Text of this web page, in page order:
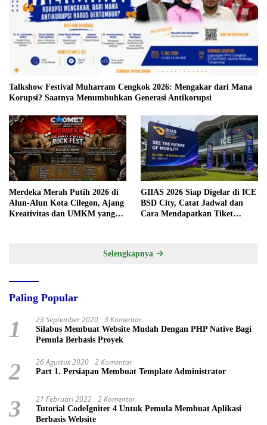
Talkshow Festival Muharram Cengkok 2026: Mengakar dari Mana
Korupsi? Saatnya Menumbuhkan Generasi Antikorupsi
Merdeka Merah Putih 2026 di
Alun-Alun Kota Cilegon, Ajang
Kreativitas dan UMKM yang
GIIAS 2026 Siap Digelar di ICE
BSD City, Catat Jadwal dan
Cara Mendapatkan Tiket
Selengkapnya
Paling Popular
1 23 September 2020 3 Komentar
Silabus Membuat Website Mudah Dengan PHP Native Bagi
Pemula Berbasis Proyek
2 26 Agustus 2020 2 Komentar
Part 1. Persiapan Membuat Template Administrator
3 21 Februari 2022 2 Komentar
Tutorial CodeIgniter 4 Untuk Pemula Membuat Aplikasi
Berbasis Website